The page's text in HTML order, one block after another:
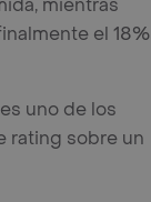
mientras
el 18%
uno de los
rating sobre un